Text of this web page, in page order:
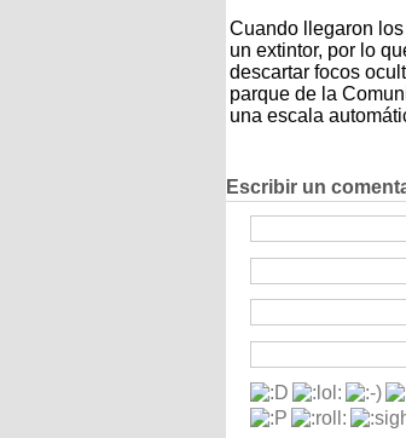
Cuando llegaron
un extintor, por lo
descartar focos
parque de la
una escala
Escribir un